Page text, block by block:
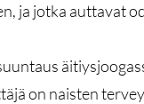
ja jotka auttavat
on naisten